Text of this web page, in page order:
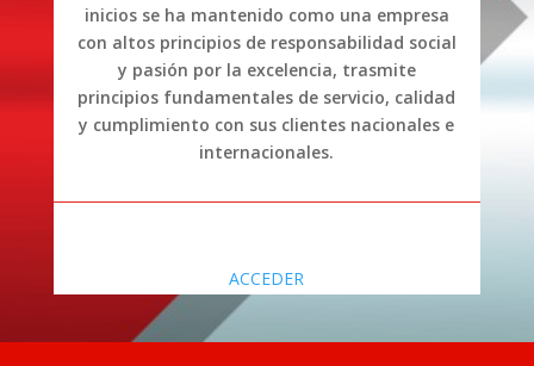
inicios se ha mantenido como una empresa
con altos principios de responsabilidad social
y pasión por la excelencia, trasmite
principios fundamentales de servicio, calidad
y cumplimiento con sus clientes nacionales e
internacionales.
ACCEDER